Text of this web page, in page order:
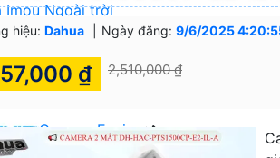
Imou Ngoài trời
Imou Trong Nhà
Imou Góc Rộng
Imou Quay Xoay
Camera Ezviz
hiệu: Dahua Ngày đăng: 9/6/2025
₫ 2,510,000 ₫